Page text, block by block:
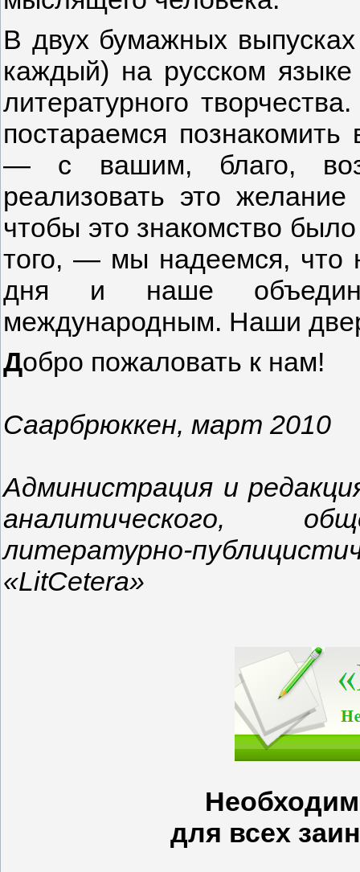
В двух бумажных
каждый) на русском
литературного
постараемся
— с вашим, благо,
реализовать это
чтобы это знакомство
того, — мы надеемся, что
дня и наше
международным. Наши
Добро пожаловать к нам!
Саарбрюккен, март 2010
Администрация и
аналитического,
литературно-
«LitCetera»
для всех